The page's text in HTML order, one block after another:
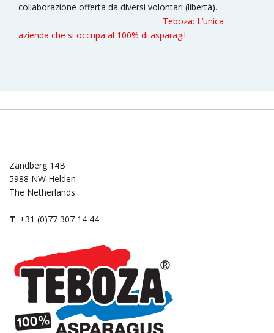
collaborazione offerta da diversi volontari (libertà).
Teboza: L’unica
azienda che si occupa al 100% di asparagi!
Zandberg 14B
5988 NW Helden
The Netherlands
T +31 (0)77 307 14 44